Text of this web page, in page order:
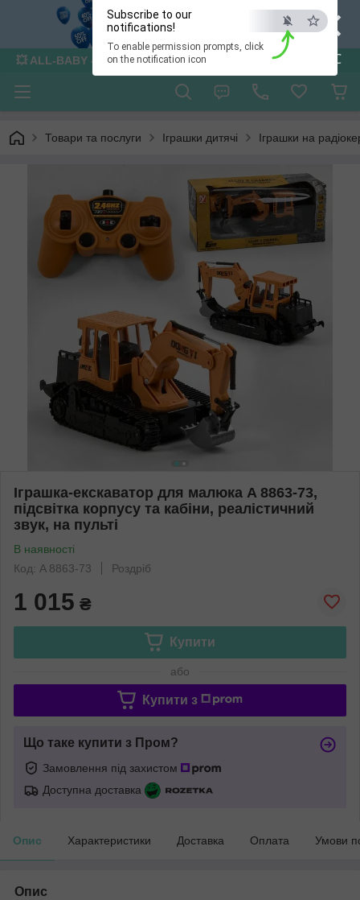
×
ESC
Subscribe to our
notifications!
To enable permission prompts, click
on the notification icon
💥 ALL-BABY - інтернет - магазин товарів для дітей
Товари та послуги Іграшки дитячі Іграшки на
Іграшка-екскаватор для малюка A 8863-73,
підсвітка корпусу та кабіни, реалістичний
звук, на пульті
В наявності
Код: A 8863-73
Роздріб
1 015 ₴
Купити
або
Купити з
Що таке купити з Пром?
Замовлення під захистом
Доступна доставка
Опис Характеристики Доставка Оплата Умови
Опис